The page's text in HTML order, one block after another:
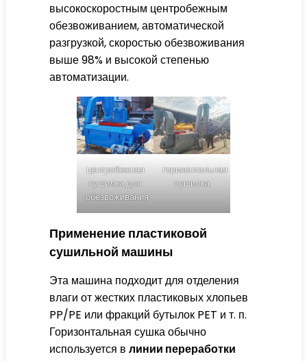
высокоскоростным центробежным
обезвоживанием, автоматической
разгрузкой, скоростью обезвоживания
выше 98% и высокой степенью
автоматизации.
центробежная
сушилка для
обезвоживания
горизонтальная
сушилка
Применение пластиковой
сушильной машины
Эта машина подходит для отделения
влаги от жестких пластиковых хлопьев
PP/PE или фракций бутылок PET и т. п.
Горизонтальная сушка обычно
используется в линии переработки